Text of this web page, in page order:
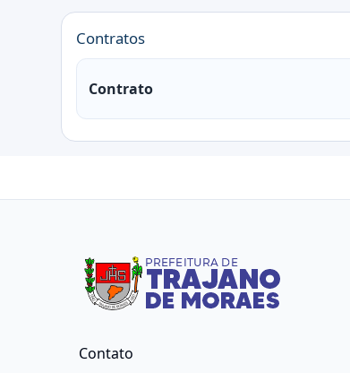
Contratos
Contrato
Contato